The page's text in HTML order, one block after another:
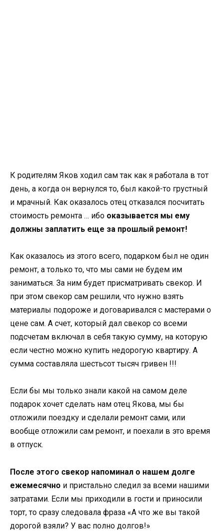
К родителям Яков ходил сам так как я работала в тот
день, а когда он вернулся то, был какой-то грустный
и мрачный. Как оказалось отец отказался посчитать
стоимость ремонта … ибо оказывается мы ему
должны заплатить еще за прошлый ремонт!
Как оказалось из этого всего, подарком был не один
ремонт, а только то, что мы сами не будем им
заниматься. За ним будет присматривать свекор. И
при этом свекор сам решили, что нужно взять
материалы подороже и договаривался с мастерами о
цене сам. А счет, который дал свекор со всеми
подсчетам включал в себя такую ​​сумму, на которую
если честно можно купить недорогую квартиру. А
сумма составляла шестьсот тысяч гривен !!!
Если бы мы только знали какой на самом деле
подарок хочет сделать нам отец Якова, мы бы
отложили поездку и сделали ремонт сами, или
вообще отложили сам ремонт, и поехали в это время
в отпуск.
После этого свекор напоминал о нашем долге
ежемесячно и пристально следил за всеми нашими
затратами. Если мы приходили в гости и приносили
торт, то сразу следовала фраза «А что же вы такой
дорогой взяли? У вас полно долгов!»